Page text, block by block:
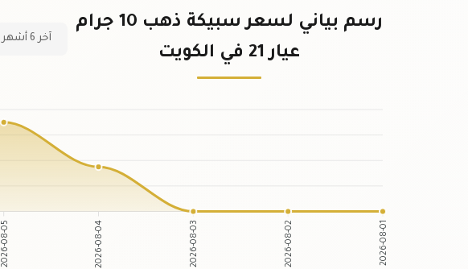
رسم بياني لسعر سبيكة ذهب 10 جرام
عيار 21 في الكويت
آخر 6 أشهر
2026-08-05 2026-08-04 2026-08-03 2026-08-02 2026-08-01